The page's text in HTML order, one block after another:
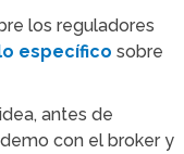
los reguladores
específico sobre
antes de
con el broker y